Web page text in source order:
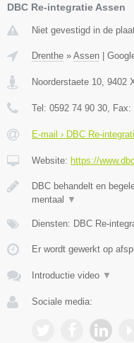
DBC Re-integratie Assen
Niet gevestigd in de
Drenthe » Assen
Noorderstaete 10 9402
Tel: 0592 74 90 30 , Fax:
E-mail › DBC Re-
Website: https://
DBC behandelt en
mentaal
▼
Diensten: DBC Re-
Er wordt gewerkt op
Introductie video ▼
Sociale media: